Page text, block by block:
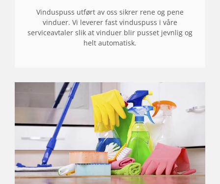
Vinduspuss utført av oss sikrer rene og pene
vinduer. Vi leverer fast vinduspuss i våre
serviceavtaler slik at vinduer blir pusset jevnlig og
helt automatisk.